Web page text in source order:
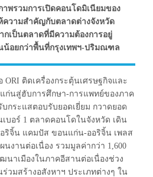
าพรวมการเปิดคอนโดมิเนียมของ
ความสำคัญกับตลาดต่างจังหวัด
กเป็นตลาดที่มีความต้องการอยู่
น้อยกว่าพื้นที่กรุงเทพฯ-ปริมณฑล
ติดเครื่องกระตุ้นเศรษฐกิจและ
ก่นสู่ฮับการศึกษา-การแพทย์ของภาค
กระแสตอบรับยอดเยี่ยม กวาดยอด
บอร์ 1 ตลาดคอนโดในจังหวัด เดิน
ริจิ้น แคมปัส ขอนแก่น-ออริจิ้น เพลส
งานต่อเนื่อง รวมมูลค่ากว่า 1,600
าเมืองในภาคอีสานต่อเนื่องช่วง
วมสร้างอสังหาฯ ประเภทต่างๆ ใน